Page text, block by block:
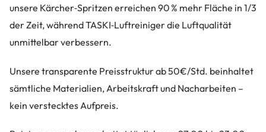
unsere Kärcher‑Spritzen erreichen 90 % mehr Fläche in 1/3
der Zeit, während TASKI‑Luftreiniger die Luftqualität
unmittelbar verbessern.
Unsere transparente Preisstruktur ab 50€/Std. beinhaltet
sämtliche Materialien, Arbeitskraft und Nacharbeiten –
kein verstecktes Aufpreis.